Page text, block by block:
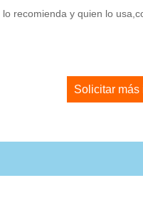
recomienda y quien lo
Solicitar más